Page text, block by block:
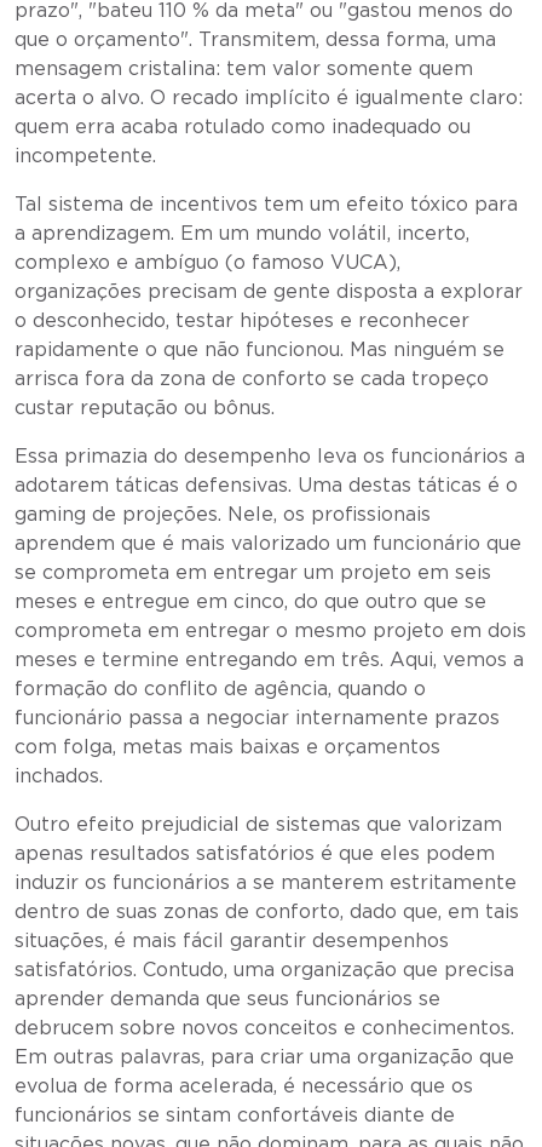
prazo", "bateu 110 % da meta" ou "gastou menos do
que o orçamento". Transmitem, dessa forma, uma
mensagem cristalina: tem valor somente quem
acerta o alvo. O recado implícito é igualmente claro:
quem erra acaba rotulado como inadequado ou
incompetente.
Tal sistema de incentivos tem um efeito tóxico para
a aprendizagem. Em um mundo volátil, incerto,
complexo e ambíguo (o famoso VUCA),
organizações precisam de gente disposta a explorar
o desconhecido, testar hipóteses e reconhecer
rapidamente o que não funcionou. Mas ninguém se
arrisca fora da zona de conforto se cada tropeço
custar reputação ou bônus.
Essa primazia do desempenho leva os funcionários a
adotarem táticas defensivas. Uma destas táticas é o
gaming de projeções. Nele, os profissionais
aprendem que é mais valorizado um funcionário que
se comprometa em entregar um projeto em seis
meses e entregue em cinco, do que outro que se
comprometa em entregar o mesmo projeto em dois
meses e termine entregando em três. Aqui, vemos a
formação do conflito de agência, quando o
funcionário passa a negociar internamente prazos
com folga, metas mais baixas e orçamentos
inchados.
Outro efeito prejudicial de sistemas que valorizam
apenas resultados satisfatórios é que eles podem
induzir os funcionários a se manterem estritamente
dentro de suas zonas de conforto, dado que, em tais
situações, é mais fácil garantir desempenhos
satisfatórios. Contudo, uma organização que precisa
aprender demanda que seus funcionários se
debrucem sobre novos conceitos e conhecimentos.
Em outras palavras, para criar uma organização que
evolua de forma acelerada, é necessário que os
funcionários se sintam confortáveis diante de